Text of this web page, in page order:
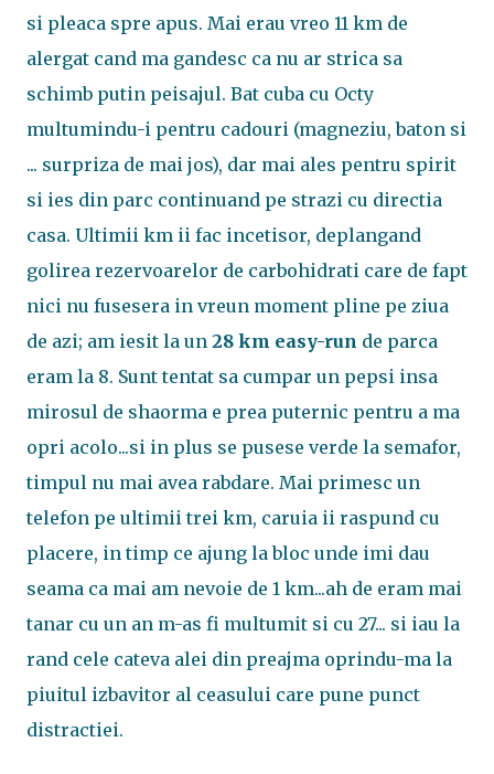
si pleaca spre apus. Mai erau vreo 11 km de
alergat cand ma gandesc ca nu ar strica sa
schimb putin peisajul. Bat cuba cu Octy
multumindu-i pentru cadouri (magneziu, baton si
... surpriza de mai jos), dar mai ales pentru spirit
si ies din parc continuand pe strazi cu directia
casa. Ultimii km ii fac incetisor, deplangand
golirea rezervoarelor de carbohidrati care de fapt
nici nu fusesera in vreun moment pline pe ziua
de azi; am iesit la un 28 km easy-run de parca
eram la 8. Sunt tentat sa cumpar un pepsi insa
mirosul de shaorma e prea puternic pentru a ma
opri acolo...si in plus se pusese verde la semafor,
timpul nu mai avea rabdare. Mai primesc un
telefon pe ultimii trei km, caruia ii raspund cu
placere, in timp ce ajung la bloc unde imi dau
seama ca mai am nevoie de 1 km...ah de eram mai
tanar cu un an m-as fi multumit si cu 27... si iau la
rand cele cateva alei din preajma oprindu-ma la
piuitul izbavitor al ceasului care pune punct
distractiei.